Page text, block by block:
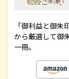
「御利益と御
から厳選して御
一冊。